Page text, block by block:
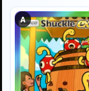
A